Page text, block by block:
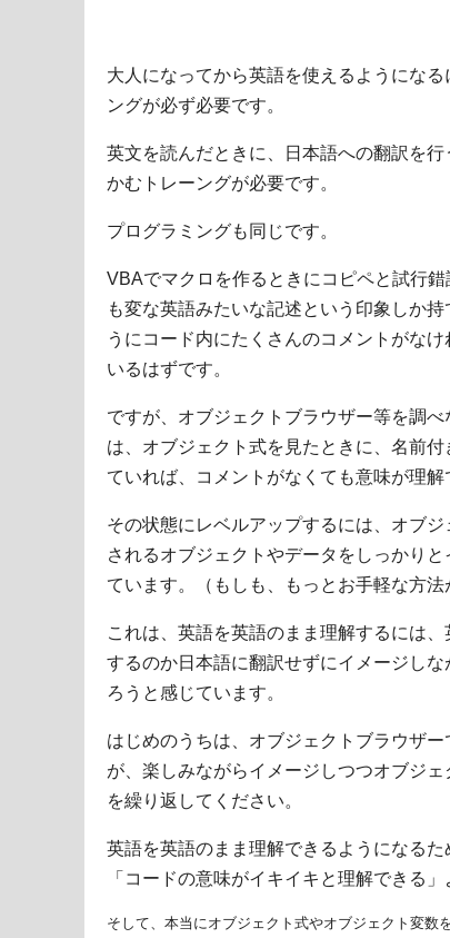
大人になってから英語を使えるようにな
ングが必ず必要です。
英文を読んだときに、日本語への翻訳を
かむトレーングが必要です。
プログラミングも同じです。
VBAでマクロを作るときにコピペと試行
も変な英語みたいな記述という印象しか
うにコード内にたくさんのコメントがな
いるはずです。
ですが、オブジェクトブラウザー等を調
は、オブジェクト式を見たときに、名前
ていれば、コメントがなくても意味が理解
その状態にレベルアップするには、オブ
されるオブジェクトやデータをしっかり
ています。（もしも、もっとお手軽な方
これは、英語を英語のまま理解するには
するのか日本語に翻訳せずにイメージし
ろうと感じています。
はじめのうちは、オブジェクトブラウザ
が、楽しみながらイメージしつつオブジ
を繰り返してください。
英語を英語のまま理解できるようになる
「コードの意味がイキイキと理解できる」
そして、本当にオブジェクト式やオブジェクト変数